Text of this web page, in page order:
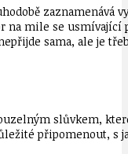
na mile se
sama, ale je
slůvkem,
připomenout, s